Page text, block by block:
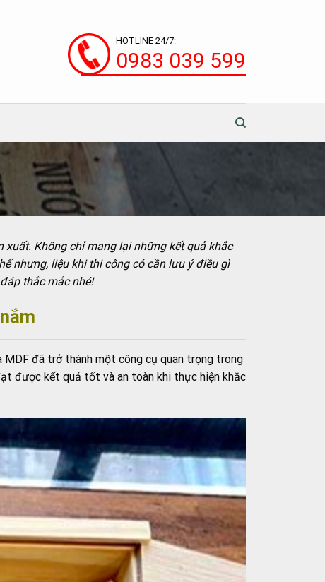
HOTLINE 24/7:
0983 039 599
Không chỉ mang lại những kết quả khắc
nhưng, liệu khi thi công có cần lưu ý điều gì
thắc mắc nhé!
MDF đã trở thành một công cụ quan trọng trong
được kết quả tốt và an toàn khi thực hiện khắc